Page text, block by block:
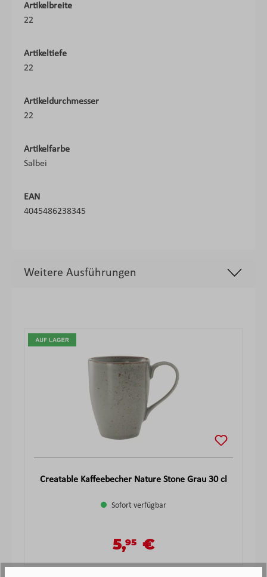
Artikelbreite
22
Artikeltiefe
22
Artikeldurchmesser
22
Artikelfarbe
Salbei
EAN
4045486238345
Weitere Ausführungen
Creatable Kaffeebecher Nature Stone Grau 30 cl
Sofort verfügbar
Regulärer Preis:
Verkaufspreis:
5,95 €